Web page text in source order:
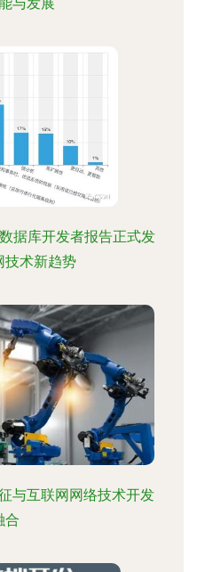
据库开发者报告正式发
技术新趋势
与互联网网络技术开发
合